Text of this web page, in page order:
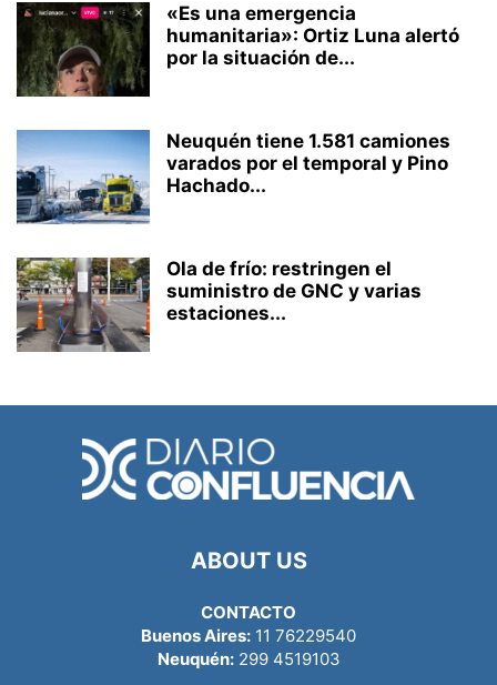
«Es una emergencia
humanitaria»: Ortiz Luna alertó
por la situación de...
Neuquén tiene 1.581 camiones
varados por el temporal y Pino
Hachado...
Ola de frío: restringen el
suministro de GNC y varias
estaciones...
ABOUT US
CONTACTO
Buenos Aires: 11 76229540
Neuquén:299 4519103